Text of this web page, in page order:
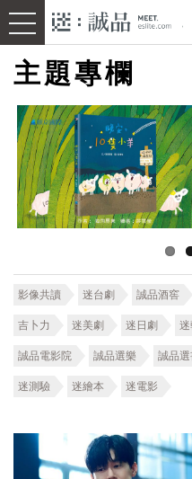
主題專欄
影像共讀 迷台劇 誠品酒窖
吉卜力 迷美劇 迷日劇 迷
誠品電影院 誠品選樂 誠品
迷測驗 迷繪本 迷電影